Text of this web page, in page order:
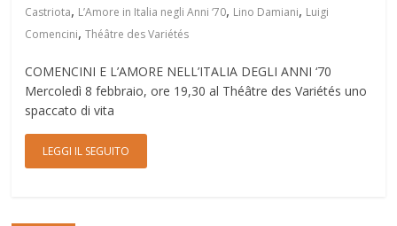
Castriota, L’Amore in Italia negli Anni ‘70, Lino Damiani, Luigi
Comencini,Théâtre des Variétés
COMENCINI E L’AMORE NELL’ITALIA DEGLI ANNI ‘70
Mercoledì 8 febbraio, ore 19,30 al Théâtre des Variétés uno
spaccato di vita
LEGGI IL SEGUITO